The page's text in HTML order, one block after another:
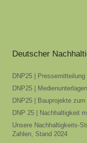
Deutscher
DNP25 |
DNP25 |
DNP25 | Bauprojekte zum
DNP 25 | Nachhaltigkeit
Unsere Nachhaltigkeits-
Zahlen, Stand 2024